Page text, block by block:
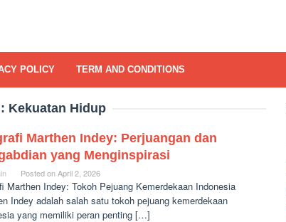
POLICY TERM AND CONDITIONS
Kekuatan Hidup
Marthen Indey: Perjuangan dan
yang Menginspirasi
Posted onApril 2, 2026
Marthen Indey: Tokoh Pejuang Kemerdekaan Indonesia
Indey adalah salah satu tokoh pejuang kemerdekaan
yang memiliki peran penting […]